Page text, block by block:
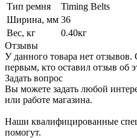
Тип ремня
Timing Belts
Ширина, мм 36
Вес, кг
0.40кг
Отзывы
У данного товара нет отзывов.
первым, кто оставил отзыв об
Задать вопрос
Вы можете задать любой
или работе магазина.
Наши квалифицированные
помогут.